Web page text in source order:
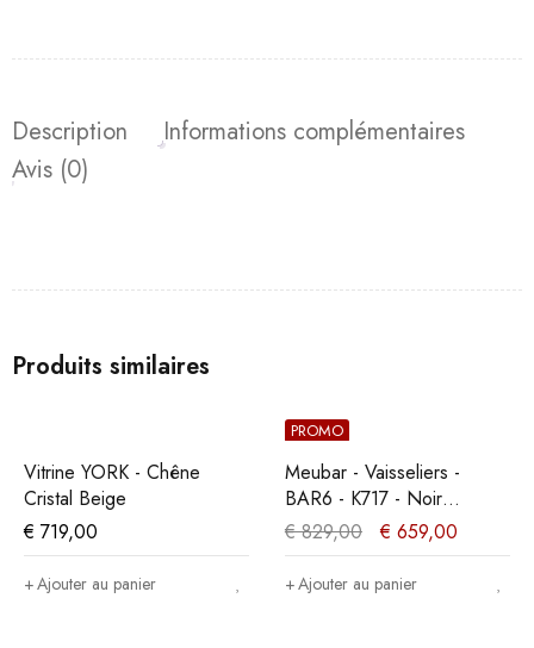
Description
Informations complémentaires
Avis (0)
Produits similaires
Vitrine YORK - Chêne
Cristal Beige
€ 719,00
Ajouter au panier
PROMO
Meubar - Vaisseliers -
BAR6 - K717 - Noir
élégant/Vieux teck -
113x192x50cm
€829,00 € 659,00
Ajouter au panier